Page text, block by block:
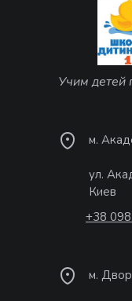
Учим детей
м.
ул.
Киев
+38
м.